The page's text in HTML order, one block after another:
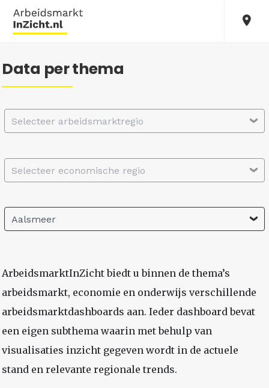
Data per thema
Selecteer arbeidsmarktregio
Selecteer economische regio
Aalsmeer
ArbeidsmarktInZicht biedt u binnen de thema’s
arbeidsmarkt, economie en onderwijs verschillende
arbeidsmarktdashboards aan. Ieder dashboard bevat
een eigen subthema waarin met behulp van
visualisaties inzicht gegeven wordt in de actuele
stand en relevante regionale trends.